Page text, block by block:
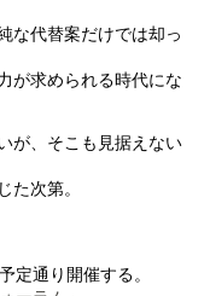
な代替案だけでは却っ
が求められる時代にな
が、そこも見据えない
た次第。
定通り開催する。